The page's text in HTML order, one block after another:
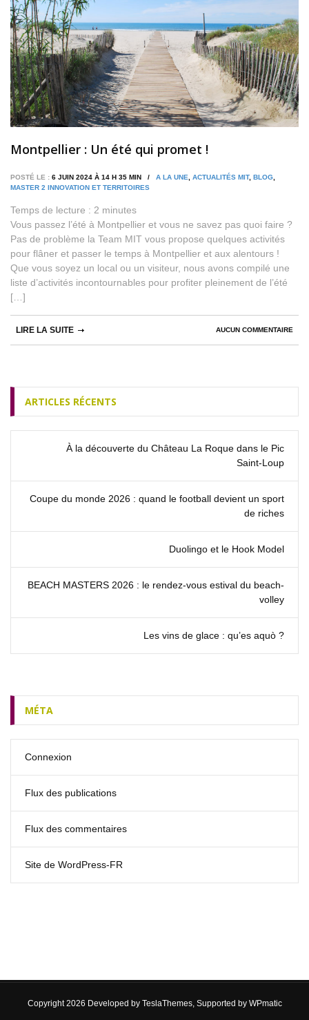
Montpellier : Un été qui promet !
POSTÉ LE : 6 JUIN 2024 À 14 H 35 MIN / A LA UNE ACTUALITÉS MIT, BLOG
MASTER 2 INNOVATION ET TERRITOIRES
Temps de lecture : 2 minutes
Vous passez l’été à Montpellier et vous ne savez pas quoi faire ?
Pas de problème la Team MIT vous propose quelques activités
pour flâner et passer le temps à Montpellier et aux alentours !
Que vous soyez un local ou un visiteur, nous avons compilé une
liste d’activités incontournables pour profiter pleinement de l’été
[…]
AUCUN COMMENTAIRE
LIRE LA SUITE
ARTICLES RÉCENTS
À la découverte du Château La Roque dans le Pic
Saint‑Loup
Coupe du monde 2026 : quand le football devient un sport
de riches
Duolingo et le Hook Model
BEACH MASTERS 2026 : le rendez‑vous estival du beach-
volley
Les vins de glace : qu’es aquò ?
MÉTA
Connexion
Flux des publications
Flux des commentaires
Site de WordPress-FR
Copyright 2026 Developed by TeslaThemes, Supported by WPmatic